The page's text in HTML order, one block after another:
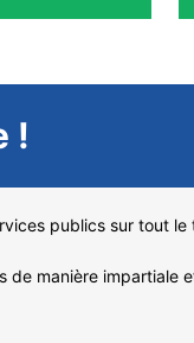
!
publics sur tout le
manière